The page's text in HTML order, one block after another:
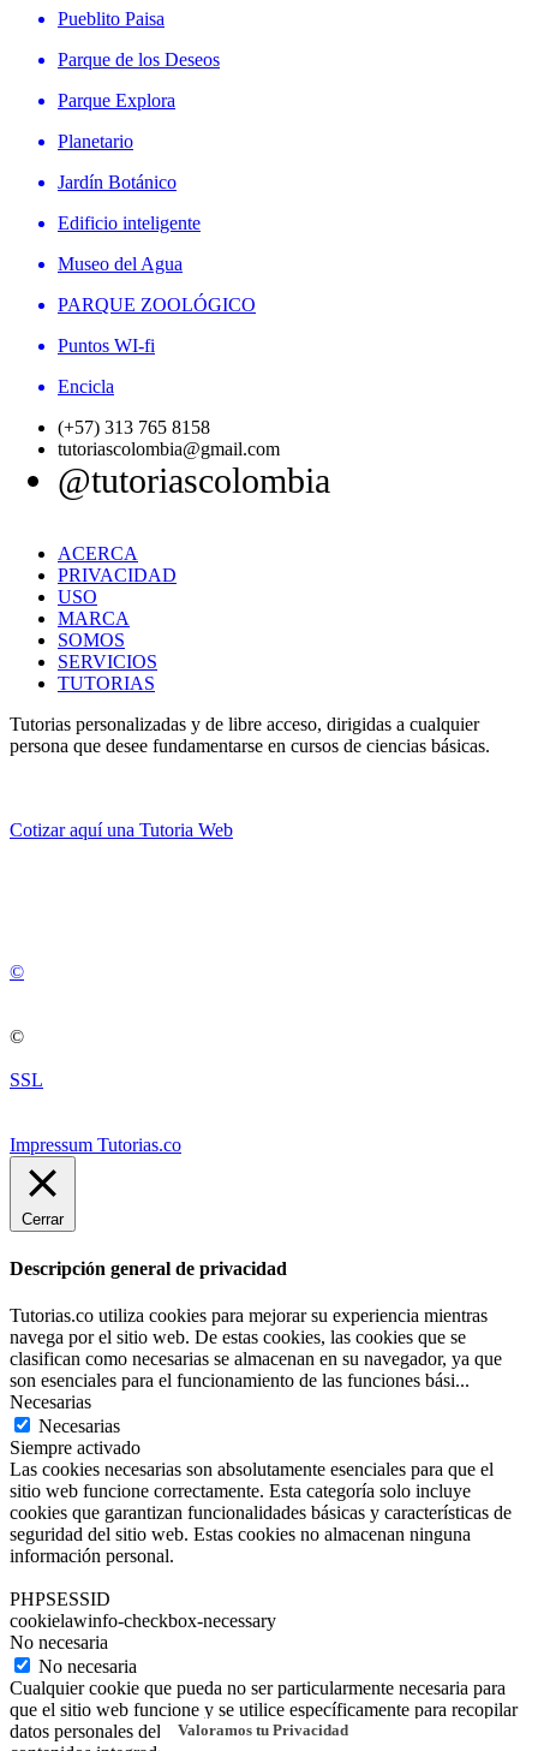
Pueblito Paisa
Parque de los Deseos
Parque Explora
Planetario
Jardín Botánico
Edificio inteligente
Museo del Agua
PARQUE ZOOLÓGICO
Puntos WI-fi
Encicla
(+57) 313 765 8158
tutoriascolombia@gmail.com
@tutoriascolombia
ACERCA
PRIVACIDAD
USO
MARCA
SOMOS
SERVICIOS
TUTORIAS
Tutorias personalizadas y de libre acceso, dirigidas a cualquier
persona que desee fundamentarse en cursos de ciencias básicas.
Cotizar aquí una Tutoria Web
©
©
SSL
Impressum Tutorias.co
Valoramos tu Privacidad
Cerrar
Descripción general de privacidad
Tutorias.co utiliza cookies para mejorar su experiencia mientras
navega por el sitio web. De estas cookies, las cookies que se
clasifican como necesarias se almacenan en su navegador, ya que
son esenciales para el funcionamiento de las funciones bási...
Necesarias
Necesarias
Siempre activado
Las cookies necesarias son absolutamente esenciales para que el
sitio web funcione correctamente. Esta categoría solo incluye
cookies que garantizan funcionalidades básicas y características de
seguridad del sitio web. Estas cookies no almacenan ninguna
información personal.
PHPSESSID
cookielawinfo-checkbox-necessary
No necesaria
No necesaria
Cualquier cookie que pueda no ser particularmente necesaria para
que el sitio web funcione y se utilice específicamente para recopilar
datos personales del usuario a través de análisis, anuncios y otros